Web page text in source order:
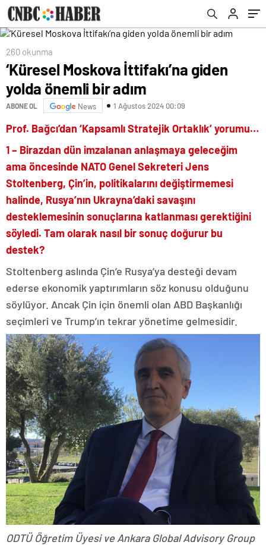
260 okunma
‘Küresel Moskova İttifakı’na giden
yolda önemli bir adım
ABONE OL News 1 Ağustos 2024 00:09
Prof. Bağcı’dan ‘Kapsamlı Stratejik Ortaklık’ yorumu…
1 – Birazdan dün imzalanan anlaşmaya geleceğim
ama öncesinde NATO Genel Sekreteri Jens
Stoltenberg, Çin’in, politikalarını değiştirmemesi
halinde, Rusya’nın Ukrayna’daki savaşını
desteklemesinin sonuçlarına katlanması gerektiğini
söyledi. Tam olarak nasıl bir sonuç doğurur bu
destek?
Stoltenberg aslında Çin’e Rusya’ya desteği devam
ederse ekonomik yaptırımların söz konusu olduğunu
söylüyor. Ancak Çin için önemli olan ABD Başkanlığı
seçimleri ve Trump’ın tekrar yönetime gelmesidir.
ODTÜ Öğretim Üyesi ve Ankara Global Advisory Group